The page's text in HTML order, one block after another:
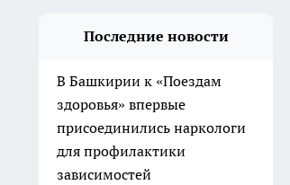
Последние новости
В Башкирии к «Поездам
здоровья» впервые
присоединились наркологи
для профилактики
зависимостей